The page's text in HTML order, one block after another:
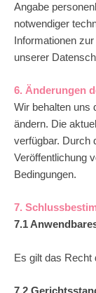
Angabe
notwendiger
Informationen
unserer
6. Änderungen
Wir behalten uns
ändern. Die
verfügbar. Durch
Veröffentlichung
Bedingungen.
7.
7.1
Es gilt das Recht